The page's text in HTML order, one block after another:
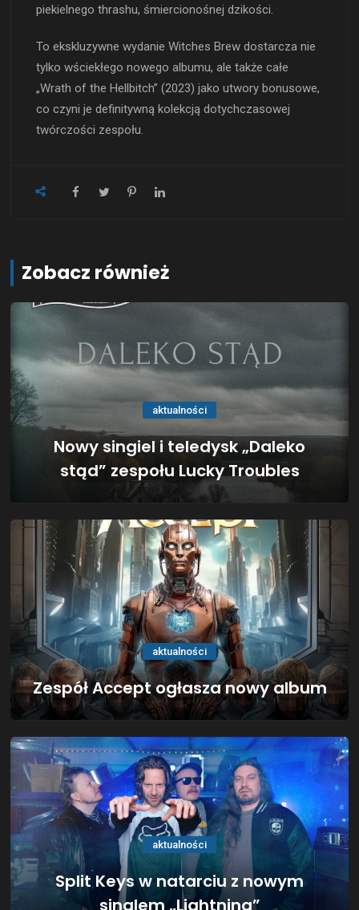
piekielnego thrashu, śmiercionośnej dzikości.
To ekskluzywne wydanie Witches Brew dostarcza nie
tylko wściekłego nowego albumu, ale także całe
„Wrath of the Hellbitch” (2023) jako utwory bonusowe,
co czyni je definitywną kolekcją dotychczasowej
twórczości zespołu.
Zobacz również
aktualności
Nowy singiel i teledysk „Daleko
stąd” zespołu Lucky Troubles
aktualności
Zespół Accept ogłasza nowy album
aktualności
Split Keys w natarciu z nowym
singlem „Lightning”